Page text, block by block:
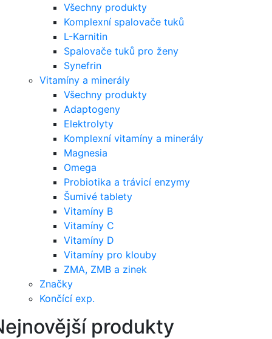
Všechny produkty
Komplexní spalovače tuků
L-Karnitin
Spalovače tuků pro ženy
Synefrin
Vitamíny a minerály
Všechny produkty
Adaptogeny
Elektrolyty
Komplexní vitamíny a minerály
Magnesia
Omega
Probiotika a trávicí enzymy
Šumivé tablety
Vitamíny B
Vitamíny C
Vitamíny D
Vitamíny pro klouby
ZMA, ZMB a zinek
Značky
Končící exp.
produkty